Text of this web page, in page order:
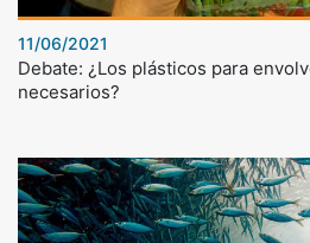
11/06/2021
Debate: ¿Los plásticos para
necesarios?